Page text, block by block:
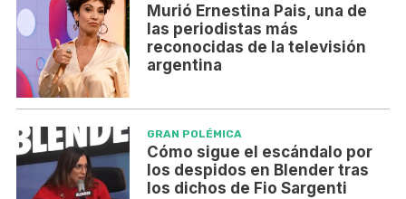
Murió Ernestina Pais, una de
las periodistas más
reconocidas de la televisión
argentina
GRAN POLÉMICA
Cómo sigue el escándalo por
los despidos en Blender tras
los dichos de Fio Sargenti